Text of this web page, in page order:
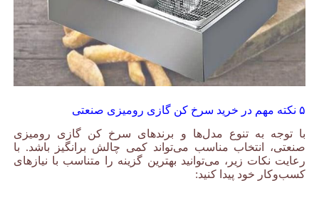
۵ نکته مهم در خرید سرخ کن گازی رومیزی صنعتی
با توجه به تنوع مدل‌ها و برندهای سرخ کن گازی رومیزی
صنعتی، انتخاب مناسب می‌تواند کمی چالش برانگیز باشد. با
رعایت نکات زیر، می‌توانید بهترین گزینه را متناسب با نیازهای
کسب‌وکار خود پیدا کنید: